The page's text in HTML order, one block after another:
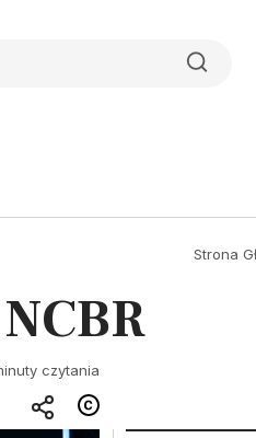
Strona
czytania